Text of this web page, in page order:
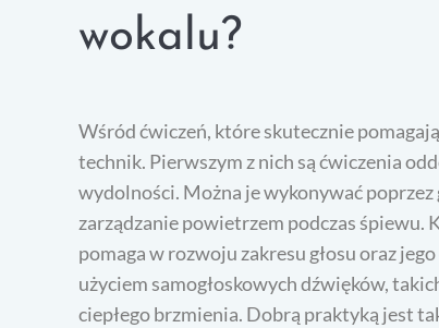
wokalu?
Wśród ćwiczeń, które skutecznie
technik. Pierwszym z nich są ćwiczenia
wydolności. Można je wykonywać poprzez
zarządzanie powietrzem podczas śpiewu.
pomaga w rozwoju zakresu głosu oraz
użyciem samogłoskowych dźwięków, takich
ciepłego brzmienia. Dobrą praktyką jest